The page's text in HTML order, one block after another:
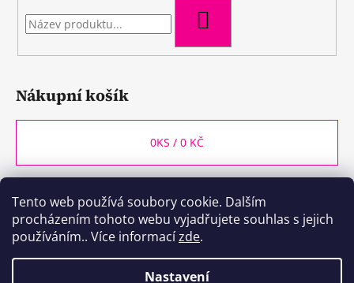
Tento web používá soubory cookie. Dalším
procházením tohoto webu vyjadřujete souhlas s jejich
používáním.. Více informacízde.
Nastavení
Nákupní košík
0KS / 0 KČ
WineBox CB Kozlovna CB Plzeňka CB